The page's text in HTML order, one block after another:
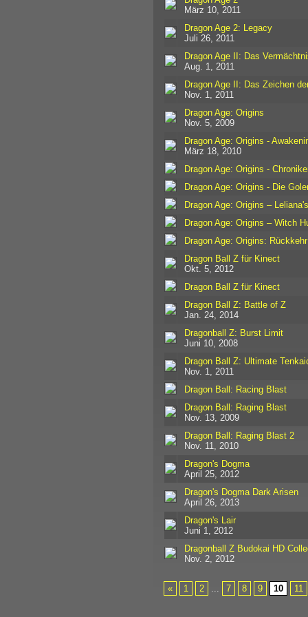
März 10, 2011
Dragon Age 2: Legacy
Juli 26, 2011
Dragon Age II: Das
Aug. 1, 2011
Dragon Age II: Das Zeichen
Nov. 1, 2011
Dragon Age: Origins
Nov. 5, 2009
Dragon Age: Origins -
März 18, 2010
Dragon Age: Origins -
Dragon Age: Origins - Die
Dragon Age: Origins –
Dragon Age: Origins – Witch
Dragon Age: Origins:
Dragon Ball Z für Kinect
Okt. 5, 2012
Dragon Ball Z für Kinect
Dragon Ball Z: Battle of Z
Jan. 24, 2014
Dragonball Z: Burst Limit
Juni 10, 2008
Dragon Ball Z: Ultimate
Nov. 1, 2011
Dragon Ball: Racing Blast
Dragon Ball: Raging Blast
Nov. 13, 2009
Dragon Ball: Raging Blast 2
Nov. 11, 2010
Dragon's Dogma
April 25, 2012
Dragon's Dogma Dark Arisen
April 26, 2013
Dragon's Lair
Juni 1, 2012
Dragonball Z Budokai HD
Nov. 2, 2012
« 1 2 7 8 9 10 11